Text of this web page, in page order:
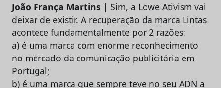
João França Martins | Sim, a Lowe Ativism vai
deixar de existir. A recuperação da marca Lintas
acontece fundamentalmente por 2 razões:
a) é uma marca com enorme reconhecimento
no mercado da comunicação publicitária em
Portugal;
b) é uma marca que sempre teve no seu ADN a